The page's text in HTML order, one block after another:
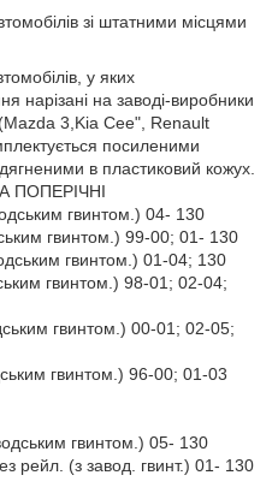
зі штатними місцями
у яких
нарізані на заводі-виробники
3,Kia Cee", Renault
посиленими
в пластиковий кожух.
ПОПЕРІЧНІ
гвинтом.) 04- 130
гвинтом.) 99-00; 01- 130
гвинтом.) 01-04; 130
гвинтом.) 98-01; 02-04;
гвинтом.) 00-01; 02-05;
гвинтом.) 96-00; 01-03
гвинтом.) 05- 130
рейл. (з завод. гвинт.) 01- 130